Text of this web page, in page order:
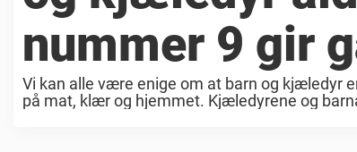
nummer 9 gir
Vi kan alle være enige om at barn og kjæledyr
på mat, klær og hjemmet. Kjæledyrene og